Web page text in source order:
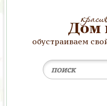
обустраиваем